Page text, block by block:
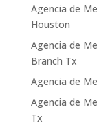
Agencia de
Houston
Agencia de
Branch Tx
Agencia de
Agencia de
Tx